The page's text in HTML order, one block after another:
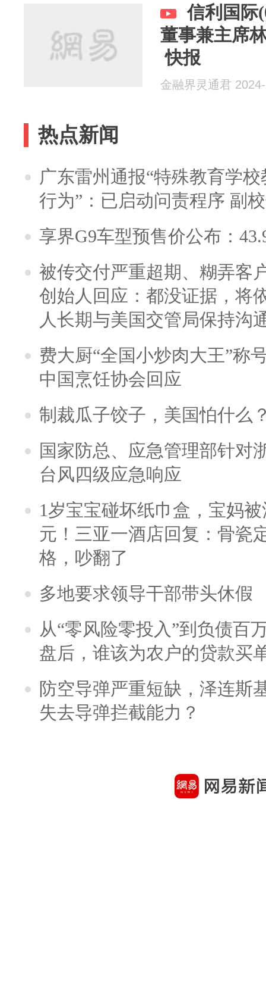
信利国际
董事兼主席
快报
金融界灵通君
热点新闻
广东雷州通报“特殊教育学
行为”：已启动问责程序 副
享界G9车型预售价公布：
被传交付严重超期、糊弄客
创始人回应：都没证据，将
人长期与美国交管局保持沟
费大厨“全国小炒肉大王”称
中国烹饪协会回应
制裁瓜子饺子，美国怕什么
国家防总、应急管理部针对
台风四级应急响应
1岁宝宝碰坏纸巾盒，宝妈
元！三亚一酒店回复：骨瓷
格，吵翻了
多地要求领导干部带头休假
从“零风险零投入”到负债百
盘后，谁该为农户的贷款买
防空导弹严重短缺，泽连斯
失去导弹拦截能力？